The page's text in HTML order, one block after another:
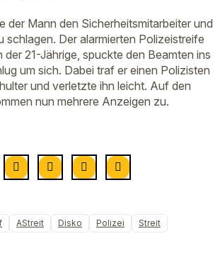
der Mann den Sicherheitsmitarbeiter und
schlagen. Der alarmierten Polizeistreife
21-Jährige, spuckte den Beamten ins
um sich. Dabei traf er einen Polizisten
und verletzte ihn leicht. Auf den
nun mehrere Anzeigen zu.
AStreit Disko Polizei Streit